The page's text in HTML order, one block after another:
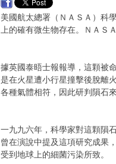
美國航太總署（ＮＡＳＡ）科
上的確有微生物存在。ＮＡＳ
據英國泰晤士報報導，這顆被
是在火星遭小行星撞擊後脫離
各種氣體相符，因此研判隕石
一九九六年，科學家對這顆隕
曾在演說中提及這項研究成果
受到地球上的細菌污染所致。